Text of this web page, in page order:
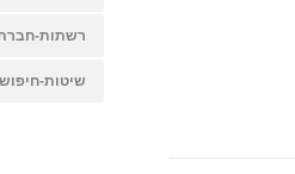
רשתות-
שיטות-חיפוש